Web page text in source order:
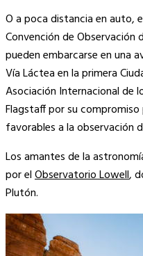
O a poca distancia en auto,
Convención de Observación
pueden embarcarse en una
Vía Láctea en la primera
Asociación Internacional de
Flagstaff por su
favorables a la observación
Los amantes de la
por elObservatorio Lowell,
Plutón.